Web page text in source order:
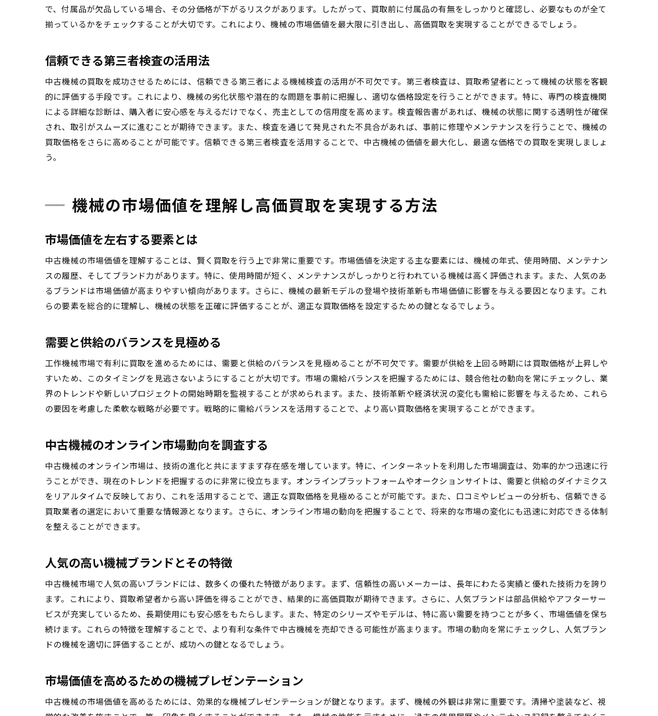
オンライン買取プラットフォームの活用術
地域別の市場価格の変動を調査する
買取業者との交渉で機械の真価を引き出すテクニック
交渉の前に知っておくべき基本情報
効果的な交渉テクニックを用いる
業者の関心を引くプレゼン方法
納得のいく価格を引き出すための準備
中古機械取引の賢い売却戦略で利益を最大化する
売却タイミングを見極めるポイント
売却交渉を有利に進めるためのヒント
適切な市場価格設定を行う理由
売却後のフォローアップと関係構築
で、付属品が欠品している場合、その分価格が下がるリスクがあります。したがって、買取前に付属品の有無をしっかりと確認し、必要なものが全て
揃っているかをチェックすることが大切です。これにより、機械の市場価値を最大限に引き出し、高価買取を実現することができるでしょう。
信頼できる第三者検査の活用法
中古機械の買取を成功させるためには、信頼できる第三者による機械検査の活用が不可欠です。第三者検査は、買取希望者にとって機械の状態を客観
的に評価する手段です。これにより、機械の劣化状態や潜在的な問題を事前に把握し、適切な価格設定を行うことができます。特に、専門の検査機関
による詳細な診断は、購入者に安心感を与えるだけでなく、売主としての信用度を高めます。検査報告書があれば、機械の状態に関する透明性が確保
され、取引がスムーズに進むことが期待できます。また、検査を通じて発見された不具合があれば、事前に修理やメンテナンスを行うことで、機械の
買取価格をさらに高めることが可能です。信頼できる第三者検査を活用することで、中古機械の価値を最大化し、最適な価格での買取を実現しましょ
う。
機械の市場価値を理解し高価買取を実現する方法
市場価値を左右する要素とは
中古機械の市場価値を理解することは、賢く買取を行う上で非常に重要です。市場価値を決定する主な要素には、機械の年式、使用時間、メンテナン
スの履歴、そしてブランド力があります。特に、使用時間が短く、メンテナンスがしっかりと行われている機械は高く評価されます。また、人気のあ
るブランドは市場価値が高まりやすい傾向があります。さらに、機械の最新モデルの登場や技術革新も市場価値に影響を与える要因となります。これ
らの要素を総合的に理解し、機械の状態を正確に評価することが、適正な買取価格を設定するための鍵となるでしょう。
需要と供給のバランスを見極める
工作機械市場で有利に買取を進めるためには、需要と供給のバランスを見極めることが不可欠です。需要が供給を上回る時期には買取価格が上昇しや
すいため、このタイミングを見逃さないようにすることが大切です。市場の需給バランスを把握するためには、競合他社の動向を常にチェックし、業
界のトレンドや新しいプロジェクトの開始時期を監視することが求められます。また、技術革新や経済状況の変化も需給に影響を与えるため、これら
の要因を考慮した柔軟な戦略が必要です。戦略的に需給バランスを活用することで、より高い買取価格を実現することができます。
中古機械のオンライン市場動向を調査する
中古機械のオンライン市場は、技術の進化と共にますます存在感を増しています。特に、インターネットを利用した市場調査は、効率的かつ迅速に行
うことができ、現在のトレンドを把握するのに非常に役立ちます。オンラインプラットフォームやオークションサイトは、需要と供給のダイナミクス
をリアルタイムで反映しており、これを活用することで、適正な買取価格を見極めることが可能です。また、口コミやレビューの分析も、信頼できる
買取業者の選定において重要な情報源となります。さらに、オンライン市場の動向を把握することで、将来的な市場の変化にも迅速に対応できる体制
を整えることができます。
人気の高い機械ブランドとその特徴
中古機械市場で人気の高いブランドには、数多くの優れた特徴があります。まず、信頼性の高いメーカーは、長年にわたる実績と優れた技術力を誇り
ます。これにより、買取希望者から高い評価を得ることができ、結果的に高価買取が期待できます。さらに、人気ブランドは部品供給やアフターサー
ビスが充実しているため、長期使用にも安心感をもたらします。また、特定のシリーズやモデルは、特に高い需要を持つことが多く、市場価値を保ち
続けます。これらの特徴を理解することで、より有利な条件で中古機械を売却できる可能性が高まります。市場の動向を常にチェックし、人気ブラン
ドの機械を適切に評価することが、成功への鍵となるでしょう。
市場価値を高めるための機械プレゼンテーション
中古機械の市場価値を高めるためには、効果的な機械プレゼンテーションが鍵となります。まず、機械の外観は非常に重要です。清掃や塗装など、視